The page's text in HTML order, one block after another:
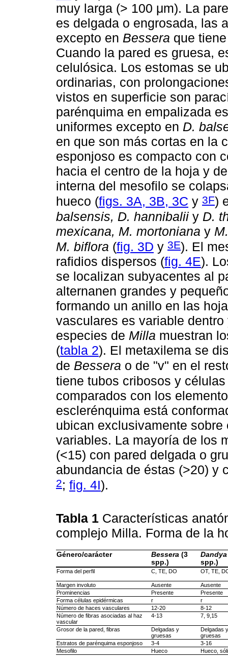
muy larga (> 100 μm). La
es delgada o engrosada, las
excepto en Bessera que
Cuando la pared es gruesa,
celulósica. Los estomas se
ordinarias, con
vistos en superficie son
parénquima en empalizada
uniformes excepto en D.
en que son más cortas en la
esponjoso es compacto con
hacia el centro de la hoja y
interna del mesofilo se
hueco (figs. 3A, 3B, 3C y 3F)
balsensis, D. hannibalii y D.
mexicana, M. mortoniana y
M. biflora (fig. 3D y 3E). El
rafidios dispersos (fig. 4E).
se localizan subyacentes al
alternanen grandes y
formando un anillo en las
vasculares es variable
especies de Milla muestran
(tabla 2). El metaxilema se
de Bessera o de "v" en el
tiene tubos cribosos y
comparados con los
esclerénquima está
ubican exclusivamente
variables. La mayoría de los
(<15) con pared delgada o
abundancia de éstas (>20) y
2; fig. 4I).
Tabla 1 Características
complejo Milla. Forma de la
Género/carácter Bessera (3
spp.)
Dandya
spp.)
Forma del perfil C, TE, DO OT, TE,
Margen involuto Ausente
Ausente
Prominencias
Presente
Presente
Forma células epidérmicas
r
r
Número de haces vasculares
12-20
8-12
Número de fibras asociadas al haz
vascular
4-13 7, 9,15
Grosor de la pared, fibras
Delgadas y
gruesas
Delgadas y
gruesas
Estratos de parénquima esponjoso
3-4
3-16
Mesofilo
Hueco Hueco,